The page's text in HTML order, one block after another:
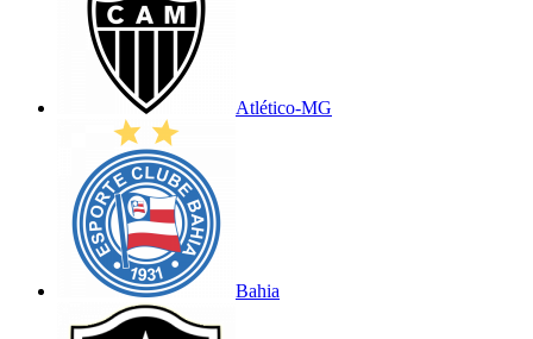
Atlético-MG
Bahia